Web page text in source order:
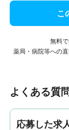
こ
無料
薬局・病院等への
よくある質
応募した求